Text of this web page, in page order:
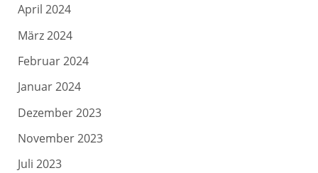
April 2024
März 2024
Februar 2024
Januar 2024
Dezember 2023
November 2023
Juli 2023